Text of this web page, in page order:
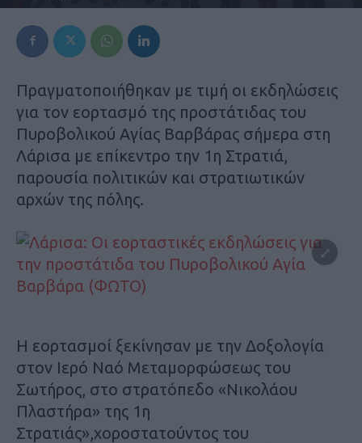
Πραγματοποιήθηκαν με τιμή οι εκδηλώσεις
για τον εορτασμό της προστάτιδας του
Πυροβολικού Αγίας Βαρβάρας σήμερα στη
Λάρισα με επίκεντρο την 1η Στρατιά,
παρουσία πολιτικών και στρατιωτικών
αρχών της πόλης.
Η εορτασμοί ξεκίνησαν με την Δοξολογία
στον Ιερό Ναό Μεταμορφώσεως του
Σωτήρος, στο στρατόπεδο «Νικολάου
Πλαστήρα» της 1η
Στρατιάς»,χοροστατούντος του